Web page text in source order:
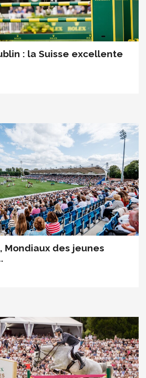
: la Suisse excellente
Mondiaux des jeunes